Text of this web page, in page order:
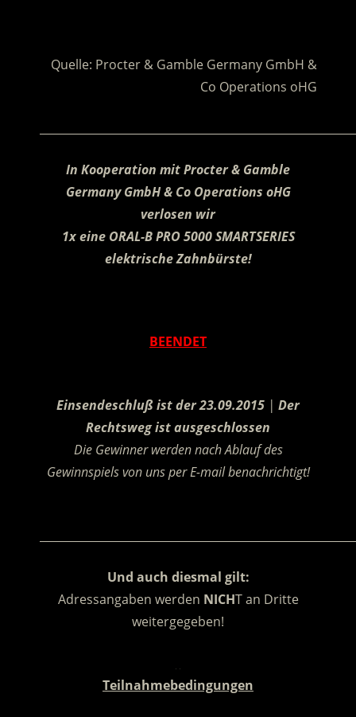
Quelle: Procter & Gamble Germany GmbH &
Co Operations oHG
In Kooperation mit Procter & Gamble
Germany GmbH & Co Operations oHG
verlosen wir
1x eine ORAL-B PRO 5000 SMARTSERIES
elektrische Zahnbürste!
BEENDET
Einsendeschluß ist der 23.09.2015 | Der
Rechtsweg ist ausgeschlossen
Die Gewinner werden nach Ablauf des
Gewinnspiels von uns per E-mail benachrichtigt!
Und auch diesmal gilt:
Adressangaben werden NICHT an Dritte
weitergegeben!
Teilnahmebedingungen